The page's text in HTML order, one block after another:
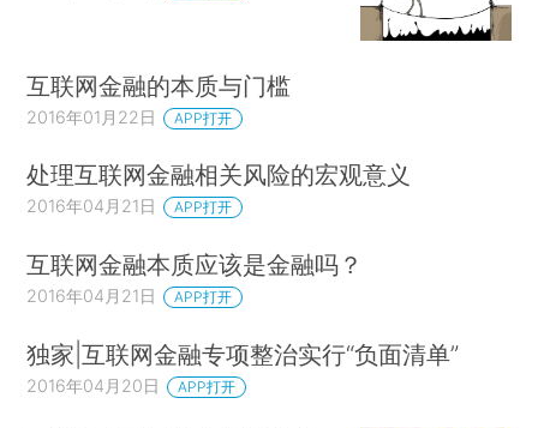
互联网金融的本质与门槛
2016年01月22日 APP打开
处理互联网金融相关风险的宏观意义
2016年04月21日 APP打开
互联网金融本质应该是金融吗？
2016年04月21日 APP打开
独家|互联网金融专项整治实行“负面清单”
2016年04月20日 APP打开